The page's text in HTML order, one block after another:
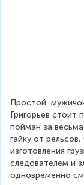
Простой
Григорьев стоит
пойман за
гайку от
изготовления
следователем и
одновременно